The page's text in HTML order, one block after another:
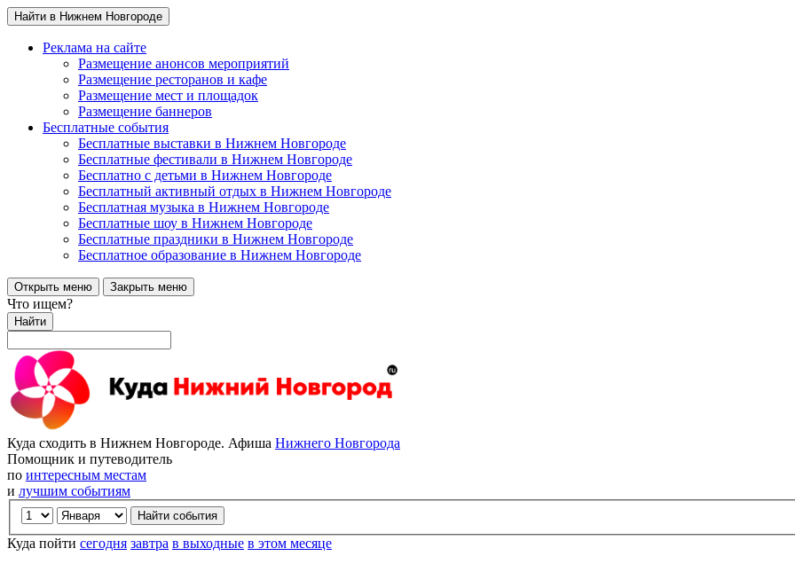
Найти в Нижнем Новгороде
Реклама на сайте
Размещение анонсов мероприятий
Размещение ресторанов и кафе
Размещение мест и площадок
Размещение баннеров
Бесплатные события
Бесплатные выставки в Нижнем Новгороде
Бесплатные фестивали в Нижнем Новгороде
Бесплатно с детьми в Нижнем Новгороде
Бесплатный активный отдых в Нижнем Новгороде
Бесплатная музыка в Нижнем Новгороде
Бесплатные шоу в Нижнем Новгороде
Бесплатные праздники в Нижнем Новгороде
Бесплатное образование в Нижнем Новгороде
Открыть меню Закрыть меню
Что ищем?
Найти
Куда сходить в Нижнем Новгороде. Афиша Нижнего Новгорода
Помощник и путеводитель
по интересным местам
и лучшим событиям
Куда пойти сегодня завтра в выходные в этом месяце